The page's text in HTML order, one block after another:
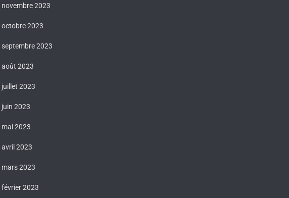
novembre 2023
octobre 2023
septembre 2023
août 2023
juillet 2023
juin 2023
mai 2023
avril 2023
mars 2023
février 2023